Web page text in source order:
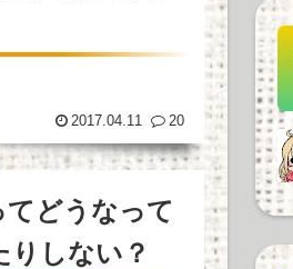
2017.04.11 20
どうなって
りしない？